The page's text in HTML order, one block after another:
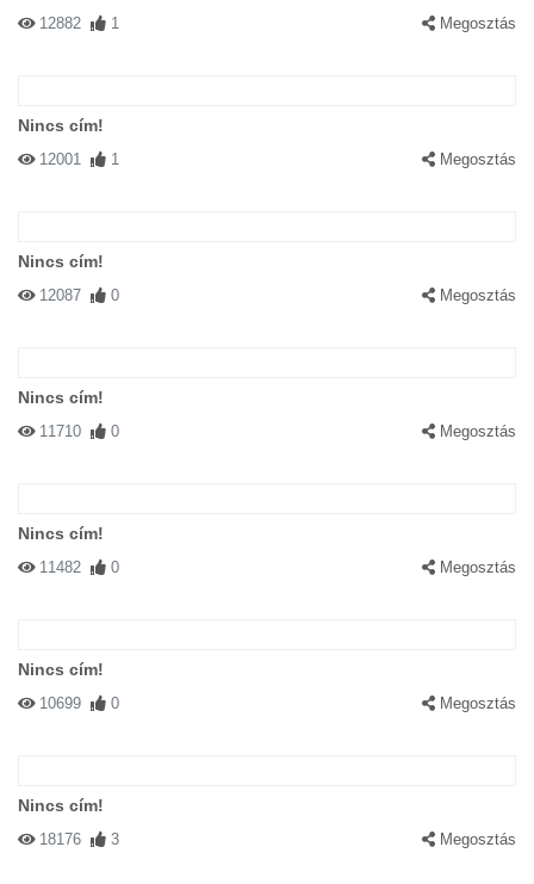
12882 1 Megosztás
Nincs cím!
12001 1 Megosztás
Nincs cím!
12087 0 Megosztás
Nincs cím!
11710 0 Megosztás
Nincs cím!
11482 0 Megosztás
Nincs cím!
10699 0 Megosztás
Nincs cím!
18176 3 Megosztás